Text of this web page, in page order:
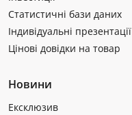
Статистичні бази даних
Індивідуальні презентації
Цінові довідки на товар
Новини
Ексклюзив